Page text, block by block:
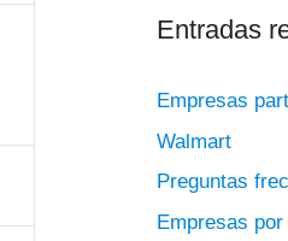
Entradas
Empresas
Walmart
Preguntas
Empresas